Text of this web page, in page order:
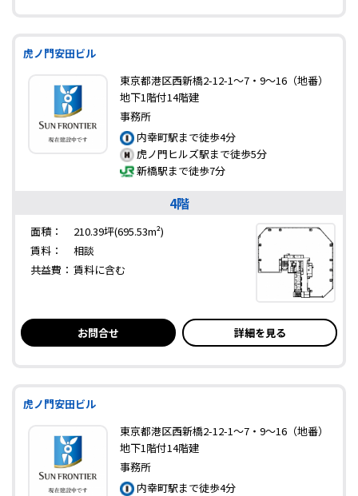
虎ノ門安田ビル
東京都港区西新橋2-12-1～7・9～16（地番）
地下1階付14階建
事務所
内幸町駅まで徒歩4分
虎ノ門ヒルズ駅まで徒歩5分
新橋駅まで徒歩7分
4階
面積：
210.39坪(695.53m²)
賃料：
相談
共益費： 賃料に含む
お問合せ 詳細を見る
虎ノ門安田ビル
東京都港区西新橋2-12-1～7・9～16（地番）
地下1階付14階建
事務所
内幸町駅まで徒歩4分